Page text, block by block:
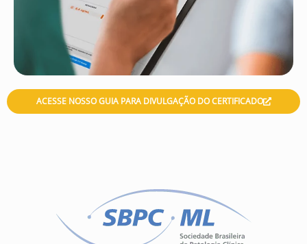
ACESSE NOSSO GUIA PARA DIVULGAÇÃO DO CERTIFICADO